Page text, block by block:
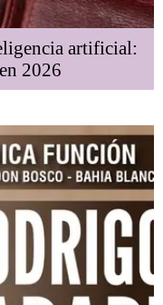
artificial:
2026